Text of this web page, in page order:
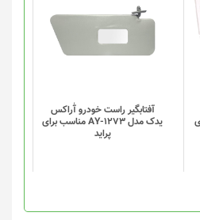
آفتابگیر راست خودرو آٰراکس
یدک مدل AY-1273 مناسب برای
پراید
محصول
دارای
انواع
مختلفی
گزینه
ها
محصول